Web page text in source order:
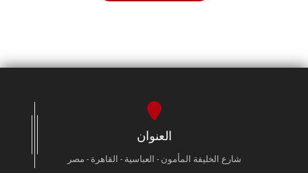
العنوان
شارع الخليفة المأمون - العباسية - القاهرة - مصر